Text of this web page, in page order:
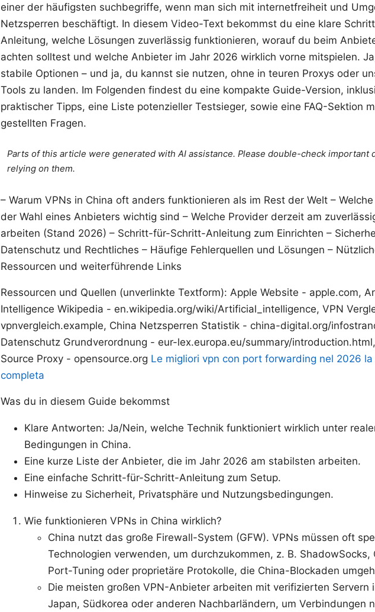
einer der häufigsten suchbegriffe, wenn man sich mit internetfreiheit und
Netzsperren beschäftigt. In diesem Video-Text bekommst du eine klare
Anleitung, welche Lösungen zuverlässig funktionieren, worauf du beim
achten solltest und welche Anbieter im Jahr 2026 wirklich vorne mitspielen.
stabile Optionen – und ja, du kannst sie nutzen, ohne in teuren Proxys oder
Tools zu landen. Im Folgenden findest du eine kompakte Guide-Version,
praktischer Tipps, eine Liste potenzieller Testsieger, sowie eine FAQ-Sektion
gestellten Fragen.
Parts of this article were generated with AI assistance. Please double-check important
relying on them.
– Warum VPNs in China oft anders funktionieren als im Rest der Welt –
der Wahl eines Anbieters wichtig sind – Welche Provider derzeit am
arbeiten (Stand 2026) – Schritt-für-Schritt-Anleitung zum Einrichten –
Datenschutz und Rechtliches – Häufige Fehlerquellen und Lösungen –
Ressourcen und weiterführende Links
Ressourcen und Quellen (unverlinkte Textform): Apple Website - apple.com,
Intelligence Wikipedia - en.wikipedia.org/wiki/Artificial_intelligence, VPN
vpnvergleich.example, China Netzsperren Statistik - china-digital.org/
Datenschutz Grundverordnung - eur-lex.europa.eu/summary/
Source Proxy - opensource.org Le migliori vpn con port forwarding nel 2026 la
completa
Was du in diesem Guide bekommst
Klare Antworten: Ja/Nein, welche Technik funktioniert wirklich unter
Bedingungen in China.
Eine kurze Liste der Anbieter, die im Jahr 2026 am stabilsten arbeiten.
Eine einfache Schritt-für-Schritt-Anleitung zum Setup.
Hinweise zu Sicherheit, Privatsphäre und Nutzungsbedingungen.
Wie funktionieren VPNs in China wirklich?
China nutzt das große Firewall-System (GFW). VPNs müssen oft
Technologien verwenden, um durchzukommen, z. B. ShadowSocks,
Port-Tuning oder proprietäre Protokolle, die China-Blockaden
Die meisten großen VPN-Anbieter arbeiten mit verifizierten Servern
Japan, Südkorea oder anderen Nachbarländern, um Verbindungen